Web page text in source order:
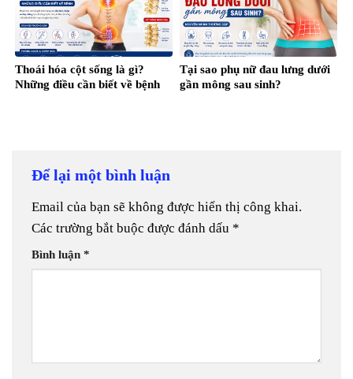
Thoái hóa cột sống là gì?
Những điều cần biết về bệnh
Tại sao phụ nữ đau lưng dưới
gần mông sau sinh?
Để lại một bình luận
Email của bạn sẽ không được hiển thị công khai.
Các trường bắt buộc được đánh dấu *
Bình luận *